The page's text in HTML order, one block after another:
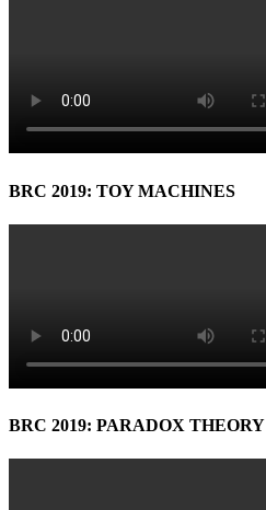
BRC 2019: TOY MACHINES
BRC 2019: PARADOX THEORY